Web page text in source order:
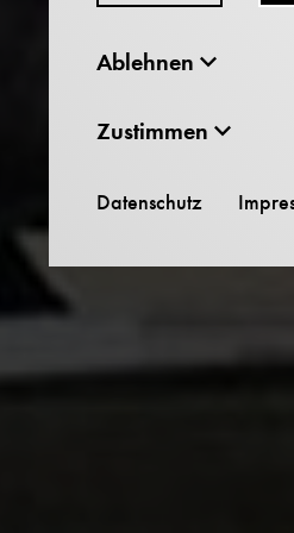
Ablehnen
Zustimmen
Datenschutz